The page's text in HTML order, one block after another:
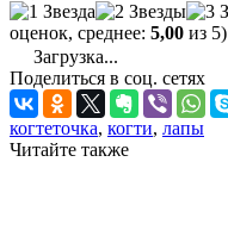
оценок, среднее: 5,00 из 5)
Загрузка...
Поделиться в соц. сетях
когтеточка, когти, лапы
Читайте также